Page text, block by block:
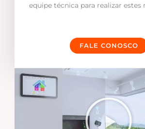
equipe técnica para realizar estes
FALE CONOSCO